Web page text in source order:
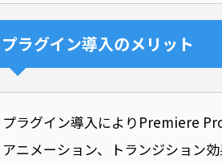
プラグイン導入のメリット
プラグイン導入によりPremiere
アニメーション、トランジション